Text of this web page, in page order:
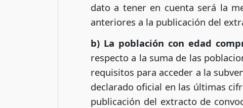
dato a tener en cuenta será la
anteriores a la publicación del
b) La población con edad
respecto a la suma de las
requisitos para acceder a la
declarado oficial en las últimas
publicación del extracto de